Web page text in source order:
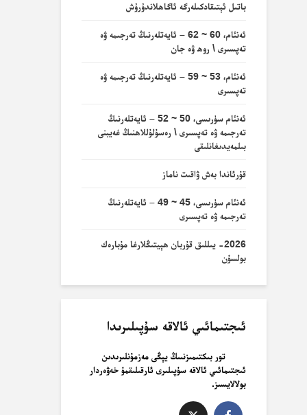
باتىل ئېتىقادكىلەرگە ئاگاھلاندۇرۇش
ئەنئام، 60 ~ 62 – ئايەتلەرنىڭ تەرجىمە ۋە
تەپسىرى \ روھ ۋە جان
ئەنئام، 53 ~ 59 – ئايەتلەرنىڭ تەرجىمە ۋە
تەپسىرى
ئەنئام سۈرىسى، 50 ~ 52 – ئايەتلەرنىڭ
تەرجىمە ۋە تەپسىرى \ رەسۇلۇللاھنىڭ غەيبنى
بىلمەيدىغانلىقى
قۇرئاندا بەش ۋاقىت ناماز
ئەنئام سۈرىسى، 45 ~ 49 – ئايەتلەرنىڭ
تەرجىمە ۋە تەپسىرى
2026- يىللىق قۇربان ھېيتىڭلارغا مۇبارەك
بولسۇن
ئىجتىمائىي ئالاقە سۇپىلىرىدا
تور بىكتىمىزنىىڭ يېڭى مەزمۇنلىرىدىن
ئىجتىمائىي ئالاقە سۇپىلىرى ئارقىلىقمۇ خەۋەردار
بولالايسىز.